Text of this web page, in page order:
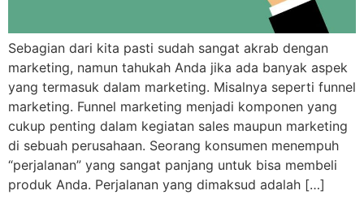
Sebagian dari kita pasti sudah sangat akrab dengan
marketing, namun tahukah Anda jika ada banyak aspek
yang termasuk dalam marketing. Misalnya seperti funnel
marketing. Funnel marketing menjadi komponen yang
cukup penting dalam kegiatan sales maupun marketing
di sebuah perusahaan. Seorang konsumen menempuh
“perjalanan” yang sangat panjang untuk bisa membeli
produk Anda. Perjalanan yang dimaksud adalah […]